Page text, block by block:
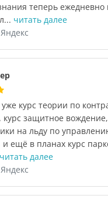
теперь ежедневно
читать далее
курс теории по
защитное
на льду по
и ещё в планах курс
читать далее